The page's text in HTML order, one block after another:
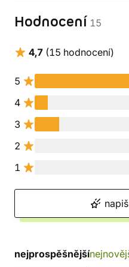
Hodnocení 15
4,7 (15 hodnocení)
5
4
3
2
1
nejprospěšnější